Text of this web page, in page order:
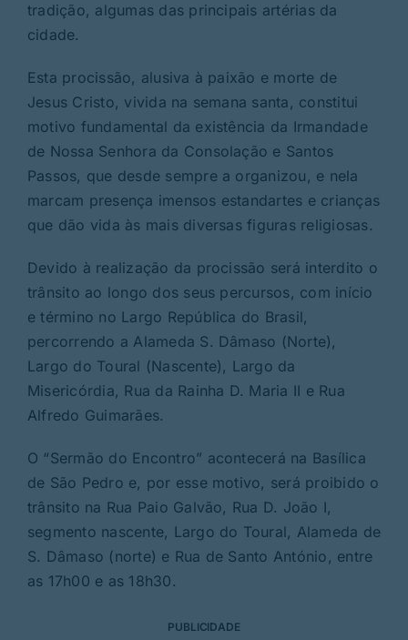
tradição, algumas das principais artérias da
cidade.
Esta procissão, alusiva à paixão e morte de
Jesus Cristo, vivida na semana santa, constitui
motivo fundamental da existência da Irmandade
de Nossa Senhora da Consolação e Santos
Passos, que desde sempre a organizou, e nela
marcam presença imensos estandartes e crianças
que dão vida às mais diversas figuras religiosas.
Devido à realização da procissão será interdito o
trânsito ao longo dos seus percursos, com início
e término no Largo República do Brasil,
percorrendo a Alameda S. Dâmaso (Norte),
Largo do Toural (Nascente), Largo da
Misericórdia, Rua da Rainha D. Maria II e Rua
Alfredo Guimarães.
O “Sermão do Encontro” acontecerá na Basílica
de São Pedro e, por esse motivo, será proibido o
trânsito na Rua Paio Galvão, Rua D. João I,
segmento nascente, Largo do Toural, Alameda de
S. Dâmaso (norte) e Rua de Santo António, entre
as 17h00 e as 18h30.
PUBLICIDADE